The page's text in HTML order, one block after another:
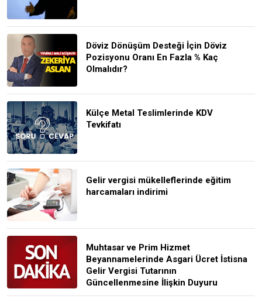
Döviz Dönüşüm Desteği İçin Döviz
Pozisyonu Oranı En Fazla % Kaç
Olmalıdır?
Külçe Metal Teslimlerinde KDV
Tevkifatı
Gelir vergisi mükelleflerinde eğitim
harcamaları indirimi
Muhtasar ve Prim Hizmet
Beyannamelerinde Asgari Ücret İstisna
Gelir Vergisi Tutarının
Güncellenmesine İlişkin Duyuru